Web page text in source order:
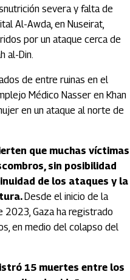
severa y falta de
Al-Awda, en Nuseirat,
por un ataque cerca de
al-Din.
de entre ruinas en el
Médico Nasser en Khan
en un ataque al norte de
que muchas víctimas
sin posibilidad
de los ataques y la
Desde el inicio de la
2023, Gaza ha registrado
en medio del colapso del
15 muertes entre los